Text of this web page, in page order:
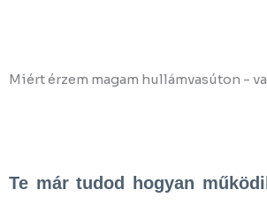
Miért érzem magam hullámvasúton -
Te már tudod hogyan